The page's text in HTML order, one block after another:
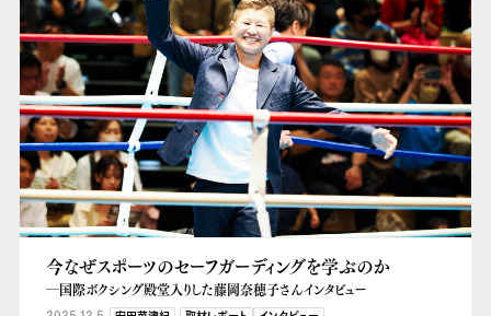
今なぜスポーツのセーフガーディングを学ぶのか
―国際ボクシング殿堂入りした藤岡奈穂子さんインタビュー